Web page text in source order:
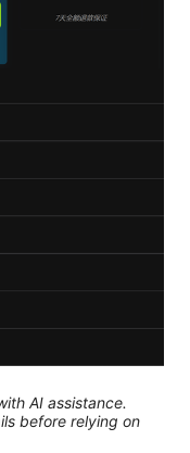
AI assistance.
before relying on